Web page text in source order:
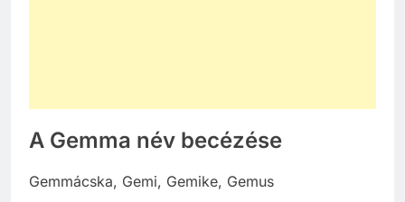
A Gemma név becézése
Gemmácska, Gemi, Gemike, Gemus